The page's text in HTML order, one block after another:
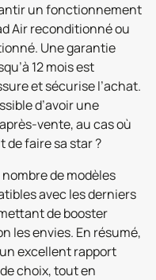
un fonctionnement
Air reconditionné ou
Une garantie
12 mois est
et sécurise l’achat.
d’avoir une
vente, au cas où
faire sa star ?
de modèles
avec les derniers
de booster
les envies. En résumé,
excellent rapport
choix, tout en